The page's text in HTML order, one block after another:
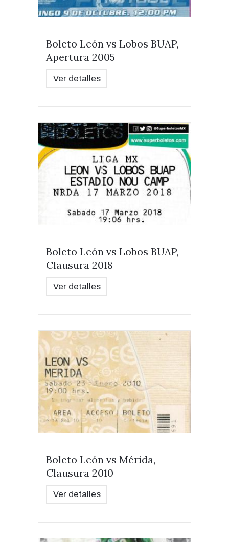
Boleto León vs Lobos BUAP,
Apertura 2005
Ver detalles
Boleto León vs Lobos BUAP,
Clausura 2018
Ver detalles
Boleto León vs Mérida,
Clausura 2010
Ver detalles